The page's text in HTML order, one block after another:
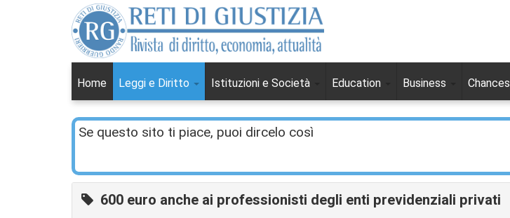
Home Leggi e Diritto Istituzioni e Società Education Business Chances
Se questo sito ti piace, puoi dircelo così
600 euro anche ai professionisti degli enti previdenziali privati